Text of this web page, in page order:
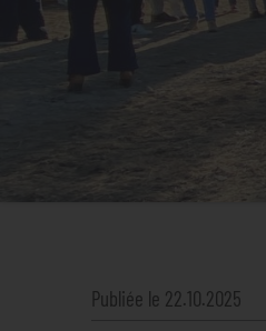
Publiée le 22.10.2025